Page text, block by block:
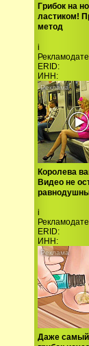
Грибок на
ластиком!
метод
i
ERID:
ИНН:
Королева
Видео не
i
ERID:
ИНН:
Даже